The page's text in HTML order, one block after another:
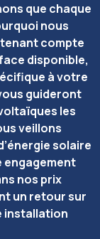
que chaque
nous
compte
disponible,
à votre
guideront
les
veillons
solaire
engagement
nos prix
un retour sur
installation